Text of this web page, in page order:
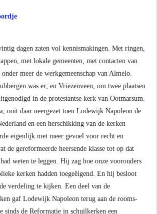
dagen zaten vol kennismakingen. Met ringen,
met lokale gemeenten, met contacten van
meer de werkgemeenschap van Almelo.
was er; en Vriezenveen, om twee plaatsen
in de protestantse kerk van Ootmarsum.
ooit daar neergezet toen Lodewijk Napoleon de
en een herschikking van de kerken
eigenlijk met meer gevoel voor recht en
de gereformeerde heersende klasse tot op dat
weten te leggen. Hij zag hoe onze voorouders
kerken hadden toegeëigend. En hij besloot
verdeling te kijken. Een deel van de
gaf Lodewijk Napoleon terug aan de rooms-
sinds de Reformatie in schuilkerken een